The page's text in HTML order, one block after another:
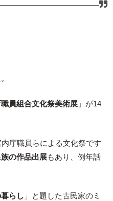
員組合文化祭美術展」が14
庁職員らによる文化祭です
族の作品出展もあり、例年話
らし 」と題した古民家のミ